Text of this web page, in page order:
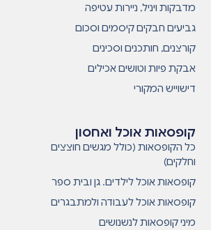
קופסאות אוכל ואחסון
כל הקופסאות (כולל מגשים חוצצים
וחלקים)
קופסאות אוכל לילדים. גן ובית ספר
קופסאות אוכל לעבודה ולמתבגרים
מיני קופסאות לנשנושים
מדבקות ויניל, ניירות עטיפה
גביעים חבקים קיסמים וסכום
קורצנים, חותכנים וסכינים
אבקת פיות וטושים אכילים
דישוייש המקורי